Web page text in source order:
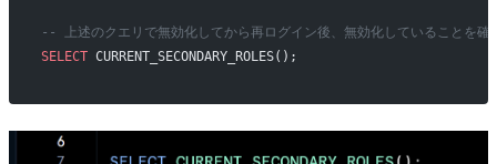
-- 上述のクエリで無効化してから再ログイン後、無効化していることを確
SELECT CURRENT_SECONDARY_ROLES();